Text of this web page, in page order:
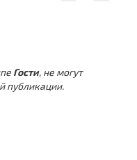
Гости, не могут
публикации.